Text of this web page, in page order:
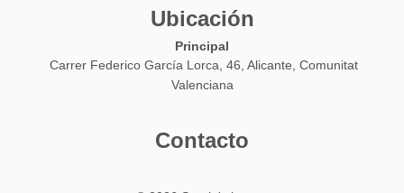
Ubicación
Principal
Carrer Federico García Lorca, 46, Alicante, Comunitat
Valenciana
Contacto